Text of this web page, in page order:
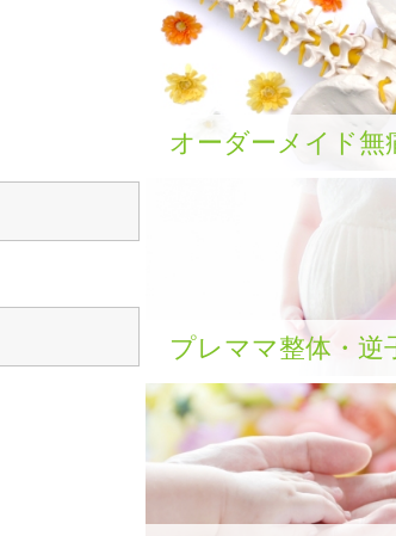
オーダーメイド無
プレママ整体・逆